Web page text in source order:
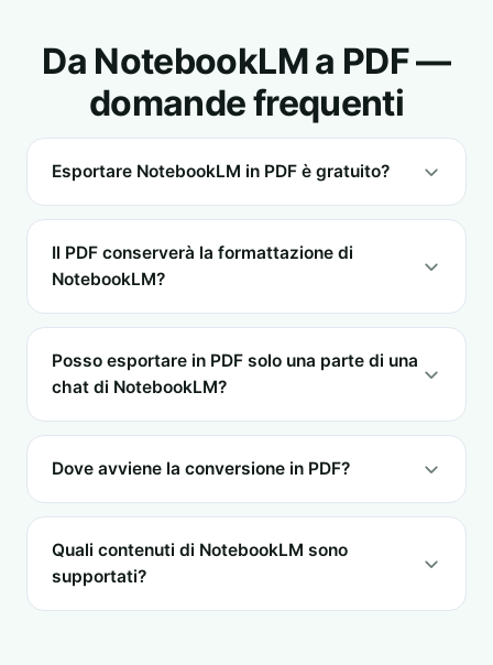
Da NotebookLM a PDF —
domande frequenti
Esportare NotebookLM in PDF è gratuito?
Il PDF conserverà la formattazione di
NotebookLM?
Posso esportare in PDF solo una parte di una
chat di NotebookLM?
Dove avviene la conversione in PDF?
Quali contenuti di NotebookLM sono
supportati?